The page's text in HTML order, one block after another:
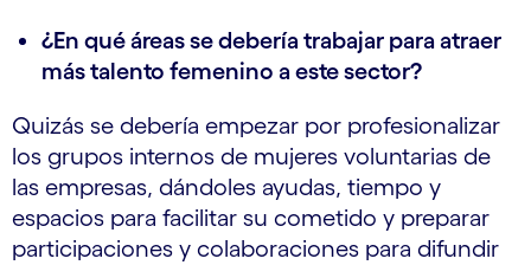
¿En qué áreas se debería trabajar para atraer
más talento femenino a este sector?
Quizás se debería empezar por profesionalizar
los grupos internos de mujeres voluntarias de
las empresas, dándoles ayudas, tiempo y
espacios para facilitar su cometido y preparar
participaciones y colaboraciones para difundir